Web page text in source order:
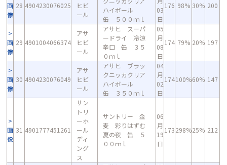
画
像
28 4904230076025
ヒビ
ール
ハイボール
缶 ５００ｍｌ
03
日
176 98% 30% 200
画
像
29 4901004066374
アサ
ヒビ
ール
アサヒ スーパ
ードライ 冷涼
辛口 缶 ３５
０ｍｌ
05
月
08
日
174 79% 20% 197
画
像
30 4904230076049
アサ
ヒビ
ール
アサヒ ブラッ
クニッカクリア
ハイボール
缶 ３５０ｍｌ
04
月
02
日
174100%60% 147
画
像
31 4901777451261
サン
トリ
ーホ
ール
ディ
ング
ス
サントリー 金
麦 彩りはずむ
夏の夜 缶 ５
００ｍｌ
06
月
19
日
173298%25% 212